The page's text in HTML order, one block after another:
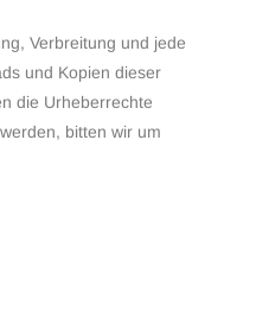
Verbreitung und jede
und Kopien dieser
die Urheberrechte
bitten wir um